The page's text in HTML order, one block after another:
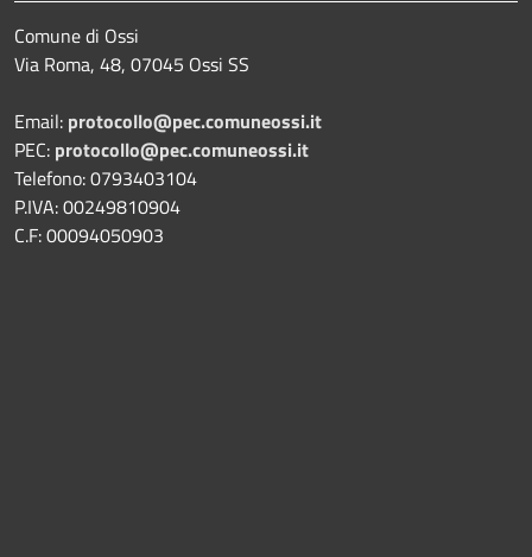
Comune di Ossi
Via Roma, 48, 07045 Ossi SS
Email: protocollo@pec.comuneossi.it
PEC: protocollo@pec.comuneossi.it
Telefono: 0793403104
P.IVA: 00249810904
C.F: 00094050903